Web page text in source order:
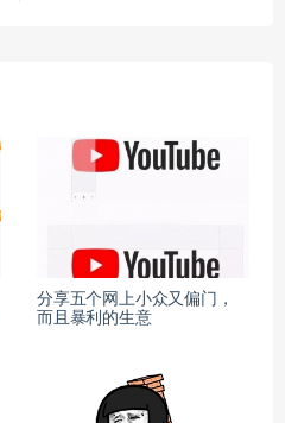
分享五个网上小众又偏门，
而且暴利的生意